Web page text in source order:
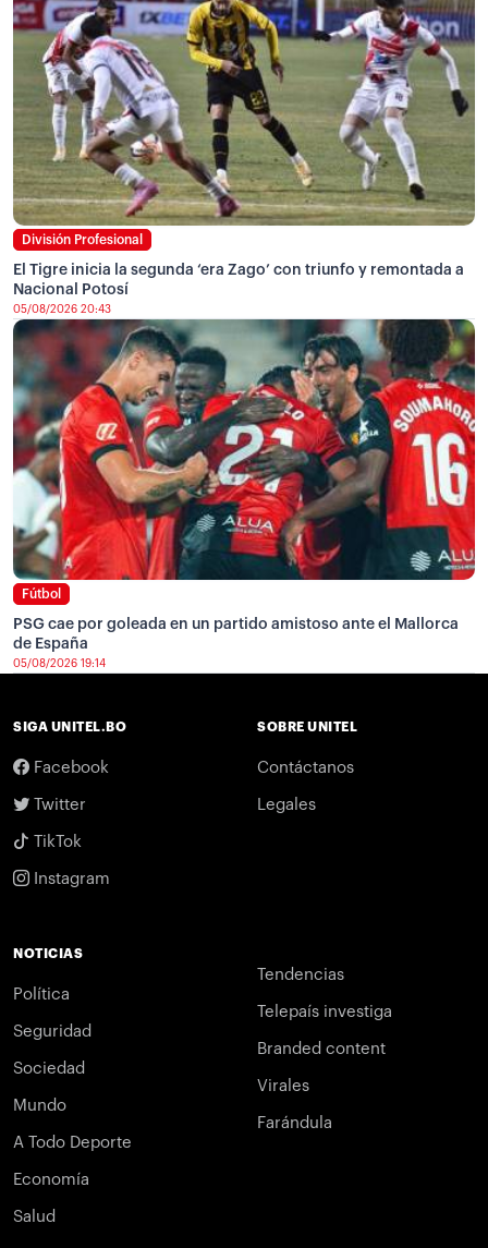
División Profesional
El Tigre inicia la segunda ‘era Zago’ con triunfo y remontada a
Nacional Potosí
05/08/2026 20:43
Fútbol
PSG cae por goleada en un partido amistoso ante el Mallorca
de España
05/08/2026 19:14
SIGA UNITEL.BO
Facebook
Twitter
TikTok
Instagram
SOBRE UNITEL
Contáctanos
Legales
NOTICIAS
Política
Seguridad
Sociedad
Mundo
A Todo Deporte
Economía
Salud
Tendencias
Telepaís investiga
Branded content
Virales
Farándula